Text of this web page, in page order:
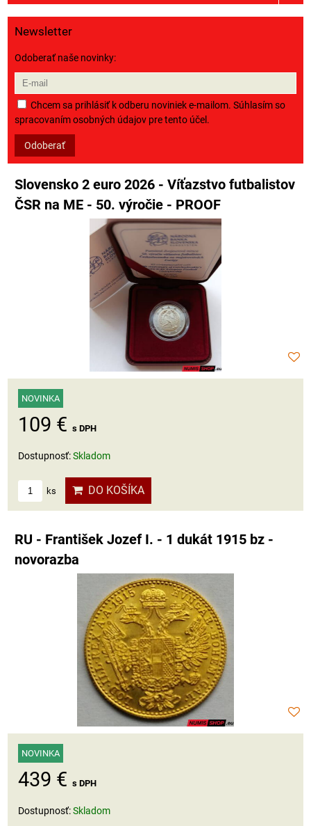
Newsletter
Odoberať naše novinky:
Chcem sa prihlásiť k odberu noviniek e-mailom. Súhlasím so
spracovaním osobných údajov pre tento účel.
Odoberať
Slovensko 2 euro 2026 - Víťazstvo futbalistov
ČSR na ME - 50. výročie - PROOF
NOVINKA
109 € s DPH
Dostupnosť:Skladom
ks DO KOŠÍKA
RU - František Jozef I. - 1 dukát 1915 bz -
novorazba
NOVINKA
439 € s DPH
Dostupnosť:Skladom